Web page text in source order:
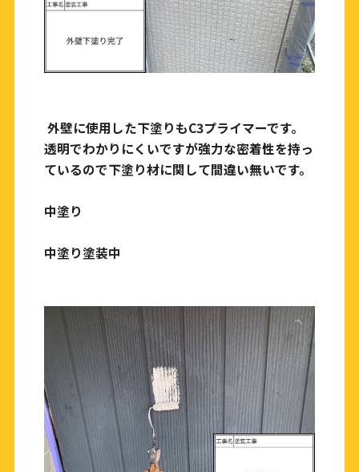
外壁に使用した下塗りもC3プライマーです。
透明でわかりにくいですが強力な密着性を持っ
ているので下塗り材に関して間違い無いです。
中塗り
中塗り塗装中